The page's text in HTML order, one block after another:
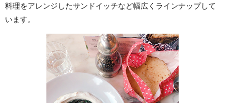
料理をアレンジしたサンドイッチなど幅広くラインナップして
います。